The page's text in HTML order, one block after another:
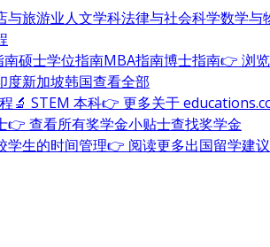
与旅游业人文学科法律与社会科学数学与
南硕士学位指南MBA指南博士指南👉 浏
度新加坡韩国查看全部
🔬 STEM 本科👉 更多关于
👉 查看所有奖学金小贴士查找奖学金
学生的时间管理👉 阅读更多出国留学建议